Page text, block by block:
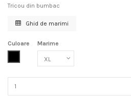
Tricou din bumbac
Ghid de marimi
Culoare
Marime